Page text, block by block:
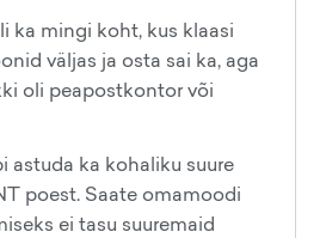
ka mingi koht, kus klaasi
väljas ja osta sai ka, aga
oli peapostkontor või
astuda ka kohaliku suure
poest. Saate omamoodi
ei tasu suuremaid